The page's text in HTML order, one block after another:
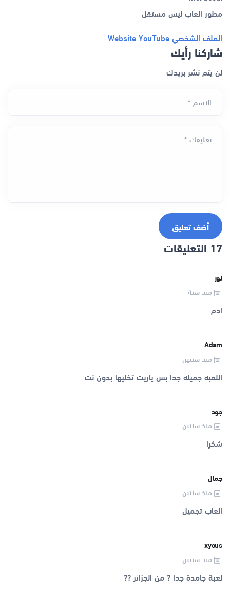
مطور العاب ليس مستقل
الملف الشخصي Website YouTube
شاركنا رأيك
لن يتم نشر بريدك
الاسم *
تعليقك *
أضف تعليق
17 التعليقات
نور
منذ سنة
ادم
Adam
منذ سنتين
اللعبه جميله جدا بس ياريت تخليها بدون نت
جود
منذ سنتين
شكرا
جمال
منذ سنتين
العاب تجميل
xyous
منذ سنتين
لعبة جامدة جدا ? من الجزائر ??